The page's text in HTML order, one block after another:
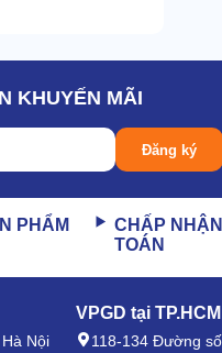
KHUYẾN MÃI
Đăng ký
PHẨM
CHẤP
TOÁN
Nội
VPGD tại TP.HCM
118-134 Đường